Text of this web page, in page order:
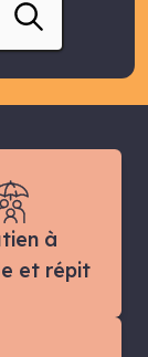
à
et répit